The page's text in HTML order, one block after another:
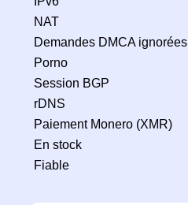
NAT
Demandes DMCA ignorées
Porno
Session BGP
rDNS
Paiement Monero (XMR)
En stock
Fiable